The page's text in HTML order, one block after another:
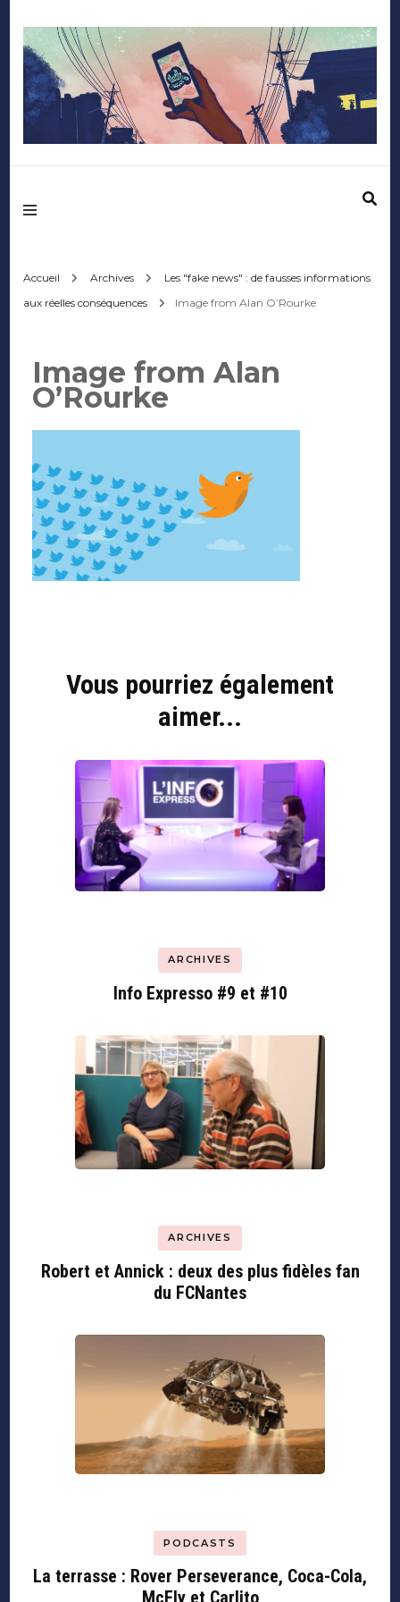
Mediafactory – Le
d'Audencia
SciencesCom
Accueil Archives
Les "fake news" : de fausses informations
aux réelles conséquences
Image from Alan O’Rourke
Image from Alan
O’Rourke
Vous pourriez également
aimer...
ARCHIVES
Info Expresso #9 et #10
ARCHIVES
Robert et Annick : deux des plus fidèles fan
du FCNantes
PODCASTS
La terrasse : Rover Perseverance, Coca-Cola,
McFly et Carlito